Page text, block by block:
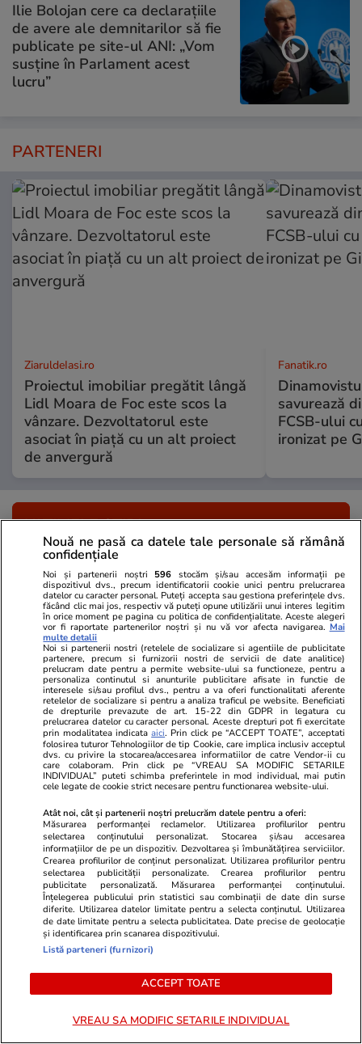
Ilie Bolojan cere ca declarațiile
de avere ale demnitarilor să fie
publicate pe site-ul ANI: „Vom
susține în Parlament acest
lucru”
PARTENERI
ZiaruldeIasi.ro
Proiectul imobiliar pregătit lângă
Lidl Moara de Foc este scos la
vânzare. Dezvoltatorul este
asociat în piață cu un alt proiect
de anvergură
Fanatik.ro
savurează
FCSB-ului
ironizat pe
ULTIMELE ȘTIRI
Ce reguli noi se aplică românilor cu panouri
fotovoltaice după promulgarea legii de către
Nicușor Dan
Știri Externe 07:40
Peste 25.000 de persoane evacuate în Franța
din cauza incendiilor de pădure: 800 de
pompieri luptă cu flăcările, 4 avioane au fost
trimise din UE
Știri Externe 07:40
Statuia greacă veche de 2000 de ani în care
apare un „laptop”: „A reaprins dezbaterea
despre călătoria în timp”
Sănătate și Fitness
decât munca. Sfaturile psihoterapeuților
Nouă ne pasă ca datele tale personale să rămână
confidențiale
Noi și partenerii noștri 596 stocăm și/sau accesăm informații pe
dispozitivul dvs., precum identificatorii cookie unici pentru prelucrarea
datelor cu caracter personal. Puteți accepta sau gestiona preferințele dvs.
făcând clic mai jos, respectiv vă puteți opune utilizării unui interes legitim
în orice moment pe pagina cu politica de confidențialitate. Aceste alegeri
vor fi raportate partenerilor noștri și nu vă vor afecta navigarea. Mai
multe detalii
Noi si partenerii nostri (retelele de socializare si agentiile de publicitate
partenere, precum si furnizorii nostri de servicii de date analitice)
prelucram date pentru a permite website-ului sa functioneze, pentru a
personaliza continutul si anunturile publicitare afisate in functie de
interesele si/sau profilul dvs., pentru a va oferi functionalitati aferente
retelelor de socializare si pentru a analiza traficul pe website. Beneficiati
de drepturile prevazute de art. 15-22 din GDPR in legatura cu
prelucrarea datelor cu caracter personal. Aceste drepturi pot fi exercitate
prin modalitatea indicataaici. Prin click pe “ACCEPT TOATE”, acceptati
folosirea tuturor Tehnologiilor de tip Cookie, care implica inclusiv acceptul
dvs. cu privire la stocarea/accesarea informatiilor de catre Vendor-ii cu
care colaboram. Prin click pe “VREAU SA MODIFIC SETARILE
INDIVIDUAL” puteti schimba preferintele in mod individual, mai putin
cele legate de cookie strict necesare pentru functionarea website-ului.
Atât noi, cât și partenerii noștri prelucrăm datele pentru a oferi:
Măsurarea performanței reclamelor. Utilizarea profilurilor pentru
selectarea conținutului personalizat. Stocarea și/sau accesarea
informațiilor de pe un dispozitiv. Dezvoltarea și îmbunătățirea serviciilor.
Crearea profilurilor de conținut personalizat. Utilizarea profilurilor pentru
selectarea publicității personalizate. Crearea profilurilor pentru
publicitate personalizată. Măsurarea performanței conținutului.
Înțelegerea publicului prin statistici sau combinații de date din surse
diferite. Utilizarea datelor limitate pentru a selecta conținutul. Utilizarea
de date limitate pentru a selecta publicitatea. Date precise de geolocație
și identificarea prin scanarea dispozitivului.
Listă parteneri (furnizori)
ACCEPT TOATE
VREAU SA MODIFIC SETARILE INDIVIDUAL